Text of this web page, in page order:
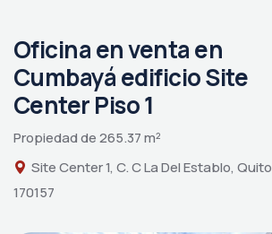
Oficina en venta en
Cumbayá edificio Site
Center Piso 1
Propiedad de 265.37 m²
Site Center 1, C. C La Del Establo, Quito
170157